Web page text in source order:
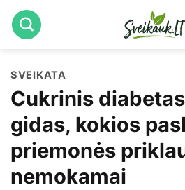
Skip
to
SVEIKATA
Cukrinis
gidas, kokios
priemonės
nemokamai